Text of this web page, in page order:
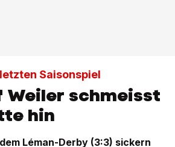
Saisonspiel
Weiler schmeisst
hin
Léman-Derby (3:3) sickern